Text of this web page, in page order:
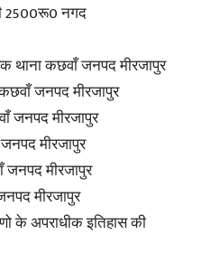
2500रू0 नगद
थाना कछवाँ जनपद मीरजापुर
जनपद मीरजापुर
जनपद मीरजापुर
मीरजापुर
जनपद मीरजापुर
मीरजापुर
के अपराधीक इतिहास की